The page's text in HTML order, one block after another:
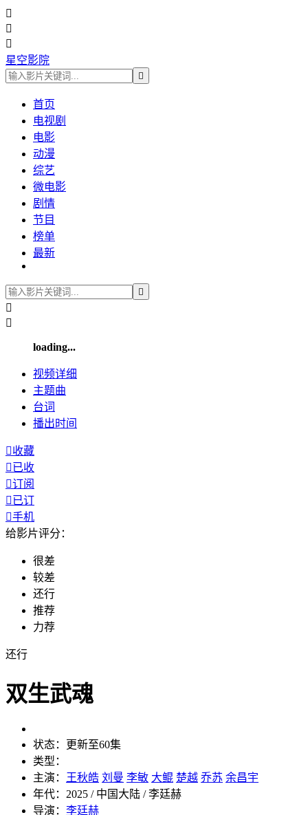



星空影院

首页
电视剧
电影
动漫
综艺
微电影
剧情
节目
榜单
最新



loading...
视频详细
主题曲
台词
播出时间
收藏
已收
订阅
已订
手机
给影片评分：
很差
较差
还行
推荐
力荐
还行
双生武魂
状态：
更新至60集
类型：
主演：
王秋皓 刘曼 李敏 大鲲 楚越 乔苏 余昌宇
年代： 2025 / 中国大陆 / 李廷赫
导演： 李廷赫